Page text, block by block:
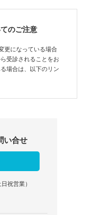
のご注意
更になっている場合
受診されることをお
場合は、以下のリン
い合せ
祝営業）